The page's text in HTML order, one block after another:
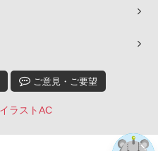
ご意見・ご要望
イラストAC